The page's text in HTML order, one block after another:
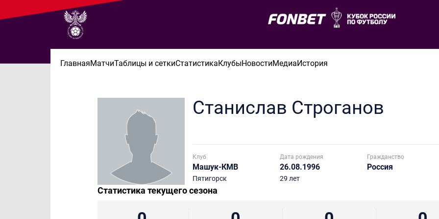
ГлавнаяМатчиТаблицы и сеткиСтатистикаКлубыНовостиМедиаИстория
Станислав Строганов
Клуб
Машук-КМВ
Пятигорск
Дата рождения
26.08.1996
29 лет
Гражданство
Россия
Статистика текущего сезона